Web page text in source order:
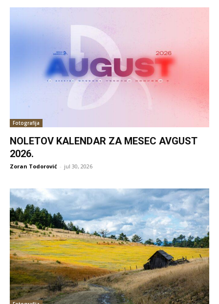
Fotografija
NOLETOV KALENDAR ZA MESEC AVGUST
2026.
Zoran Todorović - jul 30, 2026